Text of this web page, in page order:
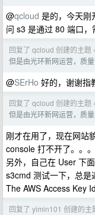
@qcloud 是的，今天刚
问 s3 是通过 80 端口
回复了 qcloud 创建的主题 ›
但是由光环新网运营，质
@SErHo 好的，谢谢指
回复了 qcloud 创建的主题 ›
但是由光环新网运营，质
刚才在用了，现在网站
console 打不开了。。。
另外，自己在 User 下
s3cmd 测试一下，总
The AWS Access Key
回复了 yimin101 创建的主